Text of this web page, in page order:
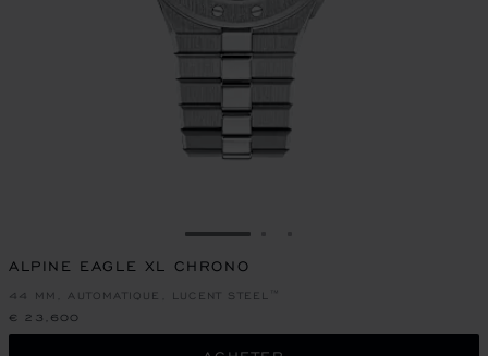
ALLER À LA DIAPOSITIVE 1
ALPINE EAGLE XL CHRONO
44 MM, AUTOMATIQUE, LUCENT STEEL™
€ 23,600